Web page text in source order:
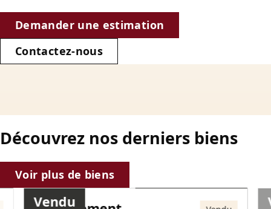
Demander une estimation
Contactez-nous
Découvrez nos derniers biens
Voir plus de biens
Vendu